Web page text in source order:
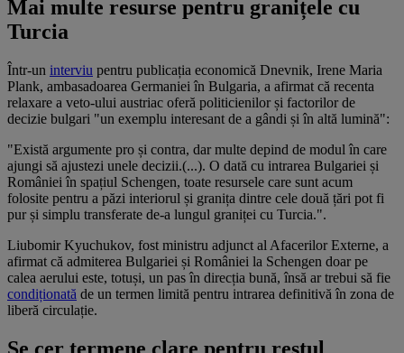
Mai multe resurse pentru granițele cu
Turcia
Într-un interviu pentru publicația economică Dnevnik, Irene Maria
Plank, ambasadoarea Germaniei în Bulgaria, a afirmat că recenta
relaxare a veto-ului austriac oferă politicienilor și factorilor de
decizie bulgari "un exemplu interesant de a gândi și în altă lumină":
"Există argumente pro și contra, dar multe depind de modul în care
ajungi să ajustezi unele decizii.(...). O dată cu intrarea Bulgariei și
României în spațiul Schengen, toate resursele care sunt acum
folosite pentru a păzi interiorul și granița dintre cele două țări pot fi
pur și simplu transferate de-a lungul graniței cu Turcia.".
Liubomir Kyuchukov, fost ministru adjunct al Afacerilor Externe, a
afirmat că admiterea Bulgariei și României la Schengen doar pe
calea aerului este, totuși, un pas în direcția bună, însă ar trebui să fie
condiționată de un termen limită pentru intrarea definitivă în zona de
liberă circulație.
Se cer termene clare pentru restul